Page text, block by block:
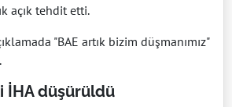
açık tehdit etti.
"BAE artık bizim düşmanımız"
İHA düşürüldü